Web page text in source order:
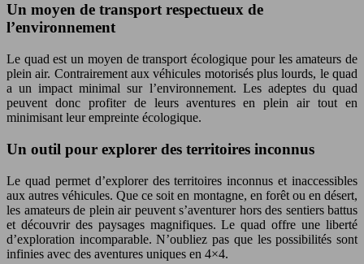
Un moyen de transport respectueux de
l’environnement
Le quad est un moyen de transport écologique pour les amateurs de
plein air. Contrairement aux véhicules motorisés plus lourds, le quad
a un impact minimal sur l’environnement. Les adeptes du quad
peuvent donc profiter de leurs aventures en plein air tout en
minimisant leur empreinte écologique.
Un outil pour explorer des territoires inconnus
Le quad permet d’explorer des territoires inconnus et inaccessibles
aux autres véhicules. Que ce soit en montagne, en forêt ou en désert,
les amateurs de plein air peuvent s’aventurer hors des sentiers battus
et découvrir des paysages magnifiques. Le quad offre une liberté
d’exploration incomparable. N’oubliez pas que les possibilités sont
infinies avec des aventures uniques en 4×4.